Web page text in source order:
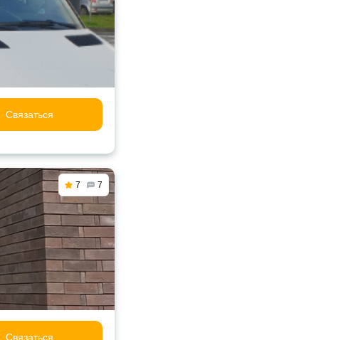
Связаться
7 7
Связаться